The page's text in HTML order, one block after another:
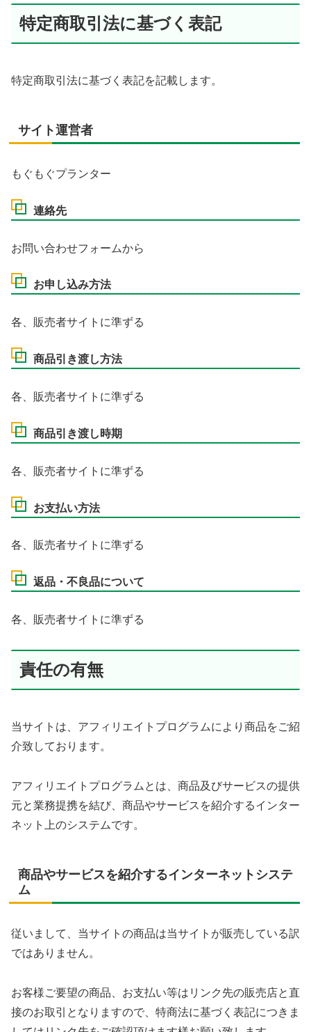
特定商取引法に基づく表記
特定商取引法に基づく表記を記載します。
サイト運営者
もぐもぐプランター
連絡先
お問い合わせフォームから
お申し込み方法
各、販売者サイトに準ずる
商品引き渡し方法
各、販売者サイトに準ずる
商品引き渡し時期
各、販売者サイトに準ずる
お支払い方法
各、販売者サイトに準ずる
返品・不良品について
各、販売者サイトに準ずる
責任の有無
当サイトは、アフィリエイトプログラムにより商品をご紹
介致しております。
アフィリエイトプログラムとは、商品及びサービスの提供
元と業務提携を結び、商品やサービスを紹介するインター
ネット上のシステムです。
商品やサービスを紹介するインターネットシステ
ム
従いまして、当サイトの商品は当サイトが販売している訳
ではありません。
お客様ご要望の商品、お支払い等はリンク先の販売店と直
接のお取引となりますので、特商法に基づく表記につきま